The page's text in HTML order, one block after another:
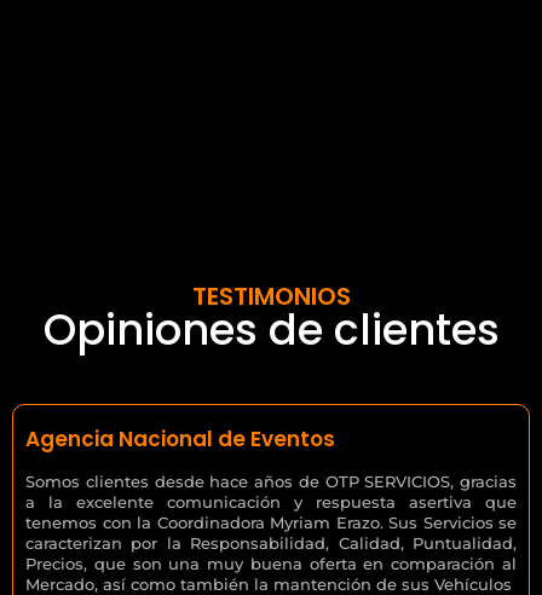
TESTIMONIOS
Opiniones de clientes
Agencia Nacional de Eventos
Somos clientes desde hace años de OTP SERVICIOS, gracias
a la excelente comunicación y respuesta asertiva que
tenemos con la Coordinadora Myriam Erazo. Sus Servicios se
caracterizan por la Responsabilidad, Calidad, Puntualidad,
Precios, que son una muy buena oferta en comparación al
Mercado, así como también la mantención de sus Vehículos